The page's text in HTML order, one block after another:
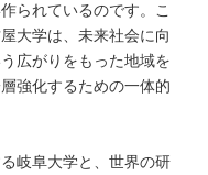
られているのです。こ
大学は、未来社会に向
広がりをもった地域を
強化するための一体的
岐阜大学と、世界の研